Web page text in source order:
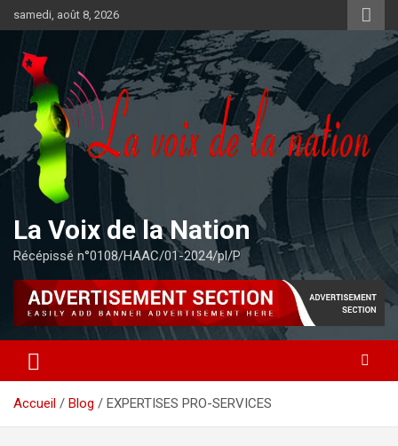
au
contenu
samedi, août 8, 2026
La Voix de la Nation
Récépissé n°0108/HAAC/01-2024/pl/P
Accueil Blog EXPERTISES PRO-SERVICES